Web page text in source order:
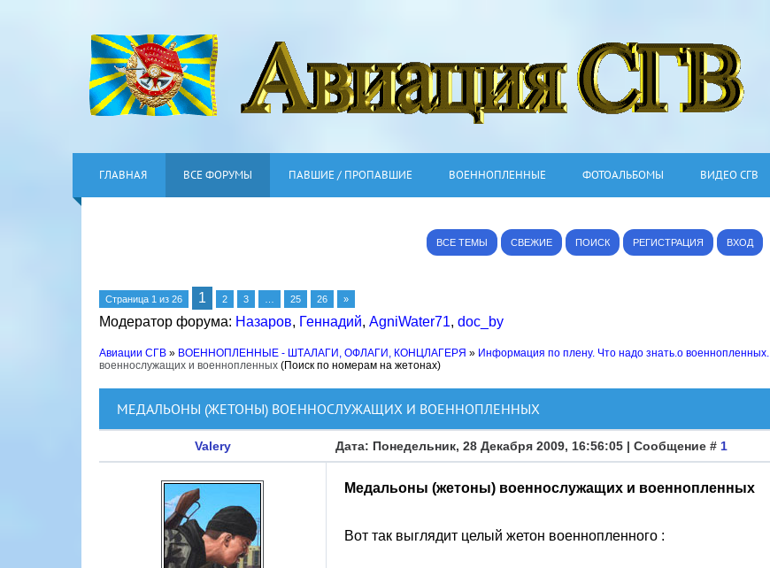
ГЛАВНАЯ ВСЕ ФОРУМЫ ПАВШИЕ / ПРОПАВШИЕ ВОЕННОПЛЕННЫЕ ФОТОАЛЬБОМЫ ВИДЕО СГВ
ВСЕ ТЕМЫ СВЕЖИЕ ПОИСК РЕГИСТРАЦИЯ ВХОД
Страница 1 из 26 1 2 3 25 26 »
Модератор форума: Назаров, Геннадий, AgniWater71, doc_by
Авиации СГВ » ВОЕННОПЛЕННЫЕ - ШТАЛАГИ, ОФЛАГИ, КОНЦЛАГЕРЯ » Информация по плену. Что надо знать.о военнопленных.
военнослужащих и военнопленных (Поиск по номерам на жетонах)
МЕДАЛЬОНЫ (ЖЕТОНЫ) ВОЕННОСЛУЖАЩИХ И ВОЕННОПЛЕННЫХ
Valery Дата: Понедельник, 28 Декабря 2009, 16:56:05 | Сообщение # 1
Медальоны (жетоны) военнослужащих и военнопленных
Вот так выглядит целый жетон военнопленного :